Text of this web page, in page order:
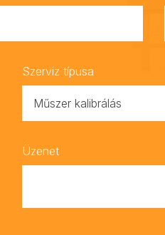
Szerviz típusa
Üzenet